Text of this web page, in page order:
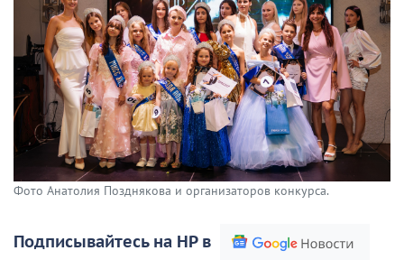
Фото Анатолия Позднякова и организаторов конкурса.
Подписывайтесь на НР в